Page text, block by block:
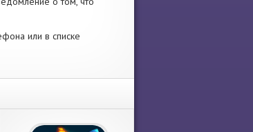
или в списке